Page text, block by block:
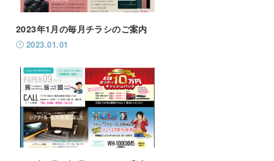
2023年1月の毎月チラシのご案内
2023.01.01